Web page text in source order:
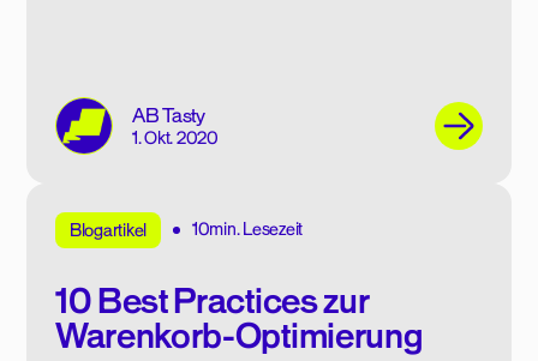
AB Tasty
1. Okt. 2020
Blogartikel 10min. Lesezeit
10 Best Practices zur
Warenkorb-Optimierung